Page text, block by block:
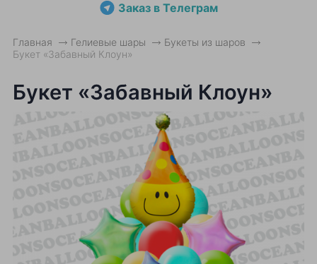
Заказ в Телеграм
Главная Гелиевые шары
Букеты из шаров
Букет «Забавный Клоун»
Букет «Забавный Клоун»